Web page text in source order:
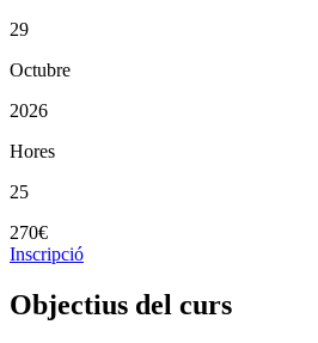
29
Octubre
2026
Hores
25
270€
Inscripció
Objectius del curs